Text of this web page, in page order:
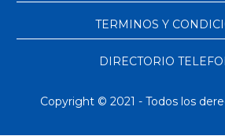
TERMINOS Y
DIRECTORIO
Copyright © 2021 - Todos los